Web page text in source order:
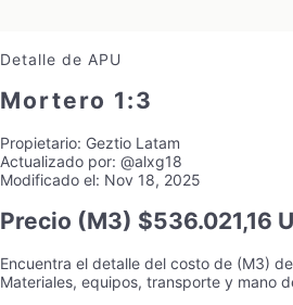
Detalle de APU
Mortero 1:3
Propietario: Geztio Latam
Actualizado por: @alxg18
Modificado el: Nov 18, 2025
Precio (M3) $536.021,16
Encuentra el detalle del costo de (M3) de
Materiales, equipos, transporte y mano